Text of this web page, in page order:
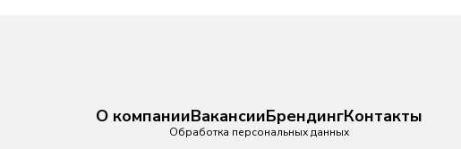
О компанииВакансииБрендингКонтакты
Обработка персональных данных